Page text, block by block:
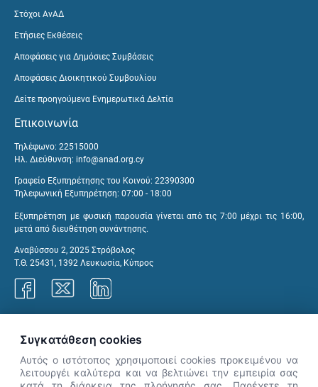
Στόχοι ΑνΑΔ
Ετήσιες Εκθέσεις
Αποφάσεις για Δημόσιες Συμβάσεις
Αποφάσεις Διοικητικού Συμβουλίου
Δείτε προηγούμενα Ενημερωτικά Δελτία
Επικοινωνία
Τηλέφωνο: 22515000
Ηλ. Διεύθυνση: info@anad.org.cy
Γραφείο Εξυπηρέτησης του Κοινού: 22390300
Τηλεφωνική Εξυπηρέτηση: 07:00 - 18:00
Εξυπηρέτηση με φυσική παρουσία γίνεται από τις 7:00 μέχρι τις 16:00,
μετά από διευθέτηση συνάντησης.
Αναβύσσου 2, 2025 Στρόβολος
Τ.Θ. 25431, 1392 Λευκωσία, Κύπρος
Συγκατάθεση cookies
Αυτός ο ιστότοπος χρησιμοποιεί cookies προκειμένου να
λειτουργέι καλύτερα και να βελτιώνει την εμπειρία σας